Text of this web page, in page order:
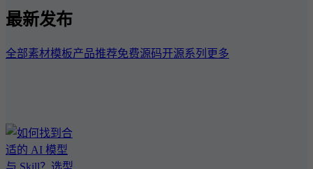
最新发布
全部素材模板产品推荐免费源码开源系列 更多